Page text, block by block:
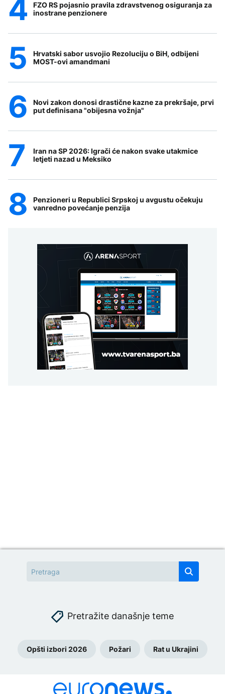
FZO RS pojasnio pravila zdravstvenog osiguranja za
inostrane penzionere
Hrvatski sabor usvojio Rezoluciju o BiH, odbijeni
MOST-ovi amandmani
Novi zakon donosi drastične kazne za prekršaje, prvi
put definisana "obijesna vožnja"
Iran na SP 2026: Igrači će nakon svake utakmice
letjeti nazad u Meksiko
Penzioneri u Republici Srpskoj u avgustu očekuju
vanredno povećanje penzija
Pretražite današnje teme
Opšti izbori 2026 Požari Rat u Ukrajini